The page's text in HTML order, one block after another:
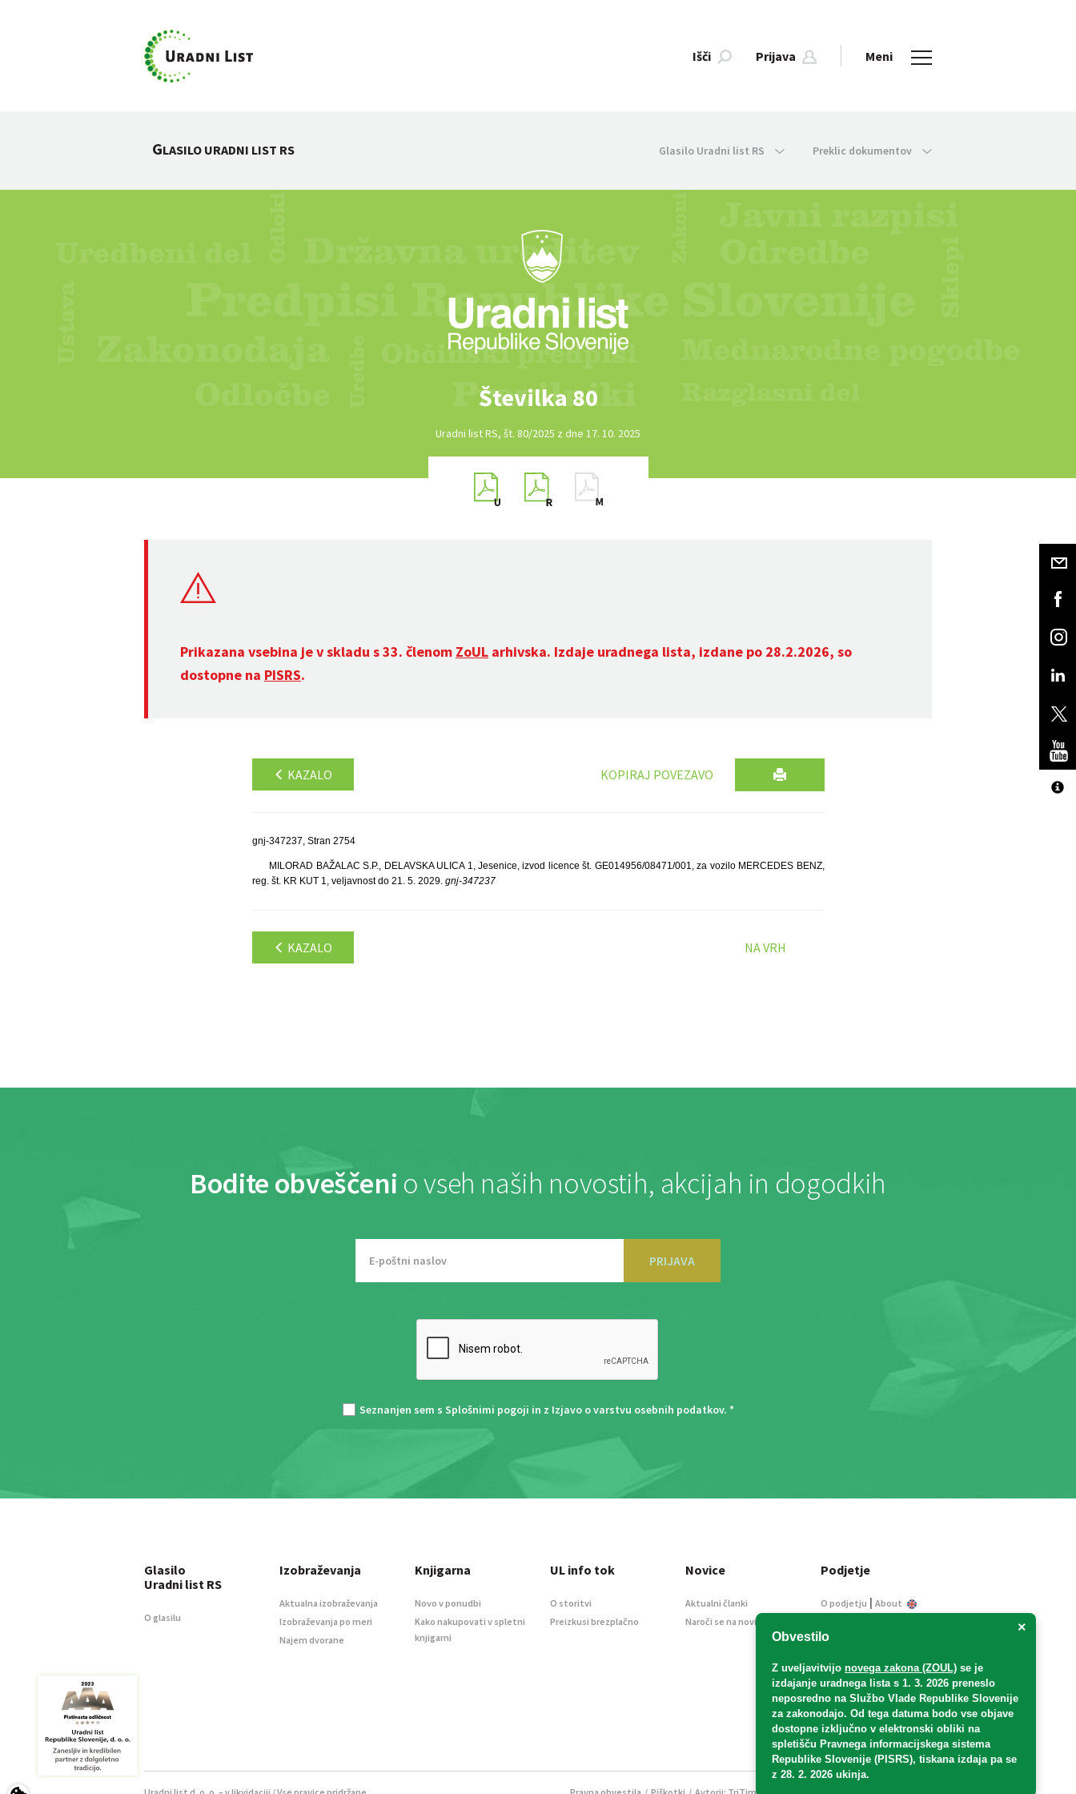
Išči Prijava Meni
GLASILO URADNI LIST RS Glasilo Uradni list RS Preklic dokumentov
Številka 80
Uradni list RS, št. 80/2025 z dne 17. 10. 2025
Prikazana vsebina je v skladu s 33. členom ZoUL arhivska. Izdaje uradnega lista, izdane po 28.2.2026, so
dostopne na PISRS.
KAZALO KOPIRAJ POVEZAVO
gnj-347237, Stran 2754
MILORAD BAŽALAC S.P., DELAVSKA ULICA 1, Jesenice, izvod licence št. GE014956/08471/001, za vozilo MERCEDES BENZ,
reg. št. KR KUT 1, veljavnost do 21. 5. 2029. gnj-347237
KAZALO NA VRH
Bodite obveščeni o vseh naših novostih, akcijah in dogodkih
PRIJAVA
Seznanjen sem s Splošnimi pogoji in z Izjavo o varstvu osebnih podatkov. *
×
Obvestilo
Z uveljavitvijo novega zakona (ZOUL) se je
izdajanje uradnega lista s 1. 3. 2026 preneslo
neposredno na Službo Vlade Republike Slovenije
za zakonodajo. Od tega datuma bodo vse objave
dostopne izključno v elektronski obliki na
spletišču Pravnega informacijskega sistema
Republike Slovenije (PISRS), tiskana izdaja pa se
z 28. 2. 2026 ukinja.
Glasilo
Uradni list RS
O glasilu
Izobraževanja
Aktualna izobraževanja
Izobraževanja po meri
Najem dvorane
Knjigarna
Novo v ponudbi
Kako nakupovati v spletni
knjigarni
UL info tok
O storitvi
Preizkusi brezplačno
Novice
Aktualni članki
Naroči se na novice
Podjetje
O podjetju | About
Informacije javnega
Oglaševanje
Splošni pogoji
Izjava o varstvu osebnih
podatkov
E-dražbe